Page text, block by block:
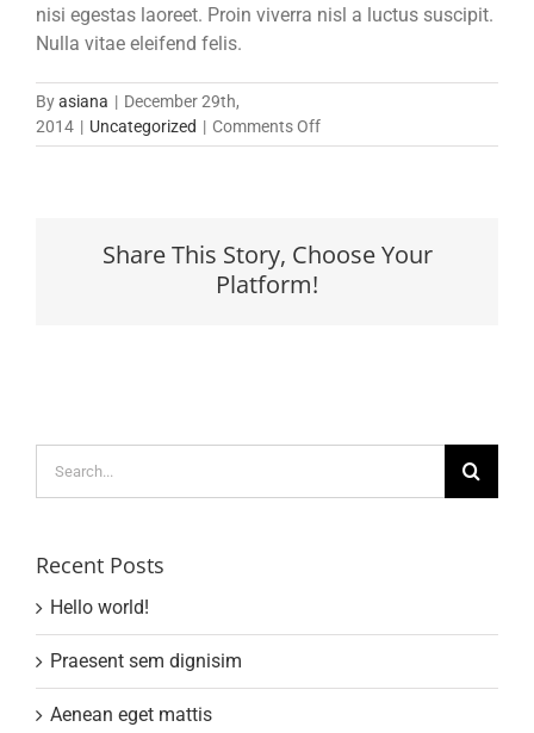
nisi egestas laoreet. Proin viverra nisl a luctus suscipit.
Nulla vitae eleifend felis.
Byasiana | December 29th,
2014 | Uncategorized | Comments Offon
Fusce
erat
Share This Story, Choose Your
Platform!
Recent Posts
Hello world!
Praesent sem dignisim
Aenean eget mattis